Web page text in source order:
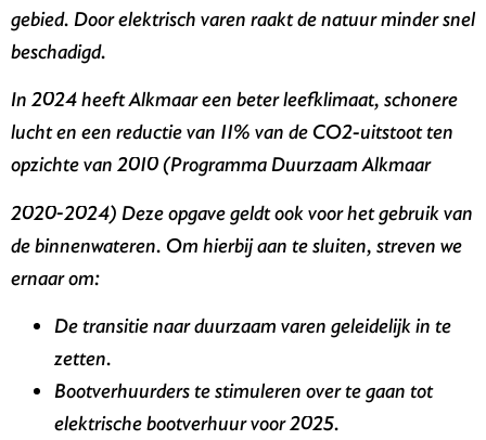
gebied. Door elektrisch varen raakt de natuur minder snel
beschadigd.
In 2024 heeft Alkmaar een beter leefklimaat, schonere
lucht en een reductie van 11% van de CO2-uitstoot ten
opzichte van 2010 (Programma Duurzaam Alkmaar
2020-2024) Deze opgave geldt ook voor het gebruik van
de binnenwateren. Om hierbij aan te sluiten, streven we
ernaar om:
De transitie naar duurzaam varen geleidelijk in te
zetten.
Bootverhuurders te stimuleren over te gaan tot
elektrische bootverhuur voor 2025.